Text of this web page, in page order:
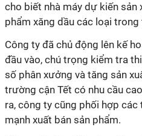
cho biết nhà máy dự kiến sản
phẩm xăng dầu các loại trong
Công ty đã chủ động lên kế
đầu vào, chú trọng kiểm tra
số phân xưởng và tăng sản
trường cận Tết có nhu cầu
ra, công ty cũng phối hợp
mạnh xuất bán sản phẩm.